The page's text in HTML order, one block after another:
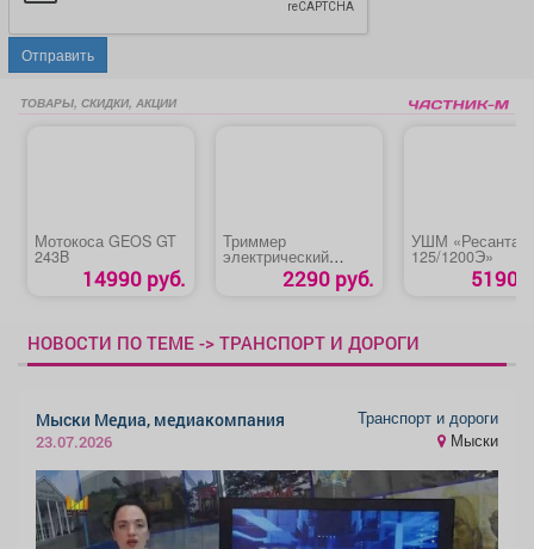
Отправить
ТОВАРЫ, СКИДКИ, АКЦИИ
Мотокоса GEOS GT
243B
14990 руб.
Триммер
электрический
«Huter Get-400»2290 руб.
УШМ «Ресанта
125/1200Э»
5190
НОВОСТИ ПО ТЕМЕ -> ТРАНСПОРТ И ДОРОГИ
Мыски Медиа, медиакомпания
23.07.2026
Транспорт и дороги
Мыски